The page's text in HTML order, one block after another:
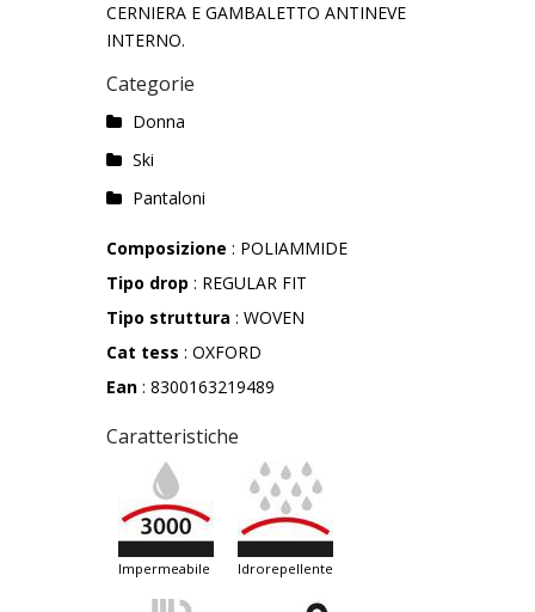
CERNIERA E GAMBALETTO ANTINEVE
INTERNO.
Categorie
Donna
Ski
Pantaloni
Composizione : POLIAMMIDE
Tipo drop : REGULAR FIT
Tipo struttura : WOVEN
Cat tess : OXFORD
Ean : 8300163219489
Caratteristiche
impermeabile idrorepellente